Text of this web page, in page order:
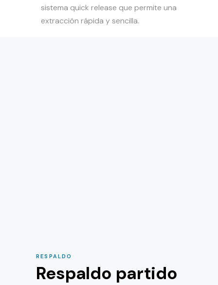
sistema quick release que permite una
extracción rápida y sencilla.
RESPALDO
Respaldo partido